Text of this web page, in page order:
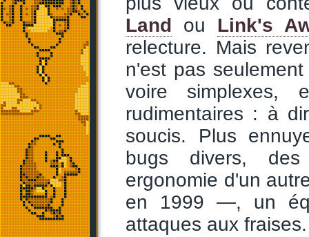
Land ou Link's
relecture. Mais
n'est pas
voire simplexes,
rudimentaires : à
soucis. Plus
bugs divers,
ergonomie d'un
en 1999 —, un
attaques aux fraises.